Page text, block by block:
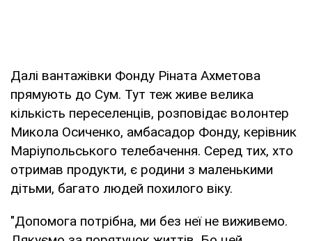
Далі вантажівки Фонду Ріната Ахметова
прямують до Сум. Тут теж живе велика
кількість переселенців, розповідає волонтер
Микола Осиченко, амбасадор Фонду, керівник
Маріупольського телебачення. Серед тих, хто
отримав продукти, є родини з маленькими
дітьми, багато людей похилого віку.
"Допомога потрібна, ми без неї не виживемо.